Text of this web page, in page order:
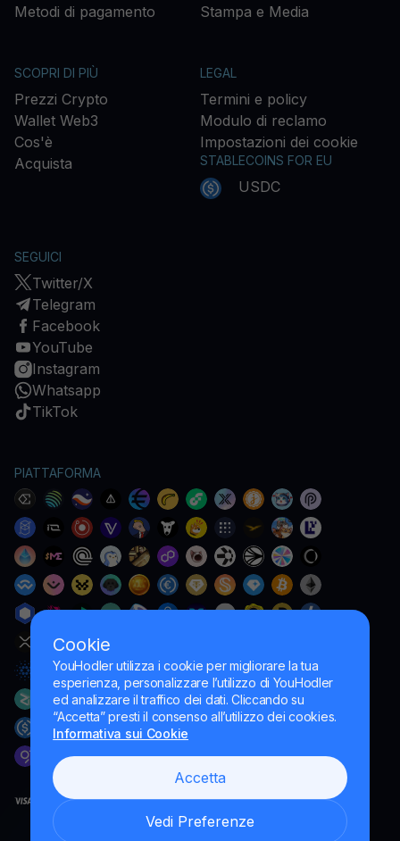
Cookie
YouHodler utilizza i cookie per migliorare la tua
esperienza, personalizzare l’utilizzo di YouHodler
ed analizzare il traffico dei dati. Cliccando su
“Accetta” presti il consenso all’utilizzo dei cookies.
Informativa sui Cookie
Accetta
Vedi Preferenze
Metodi di pagamento
Stampa e Media
SCOPRI DI PIÙ
Prezzi Crypto
Wallet Web3
Cos'è
Acquista
LEGAL
Termini e policy
Modulo di reclamo
Impostazioni dei cookie
STABLECOINS FOR EU
USDC
SEGUICI
Twitter/X
Telegram
Facebook
YouTube
Instagram
Whatsapp
TikTok
PIATTAFORMA